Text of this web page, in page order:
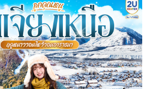
ยานนานาชาติสุวรรณภูมิ ประเทศไทย - ท่าอากา
วง | Day 2: ถ้ำแกะสลักม่อเกาคู (รวมค่าตั๋วปร
โดยสารรถไฟความเร็วสูง (ชั้น 2) | Day 3: ทาง
นเหอตี๋ | Day 4: อุทยานคานาสือ (รวมรถประจำ
(รวมรถประจำทาง) – อูเอ่อร์เหอ | Day 6: เมื
าจา | Day 7: อุรุมช
19 / 13-21 / 16-24 / 18-26 / 20-28